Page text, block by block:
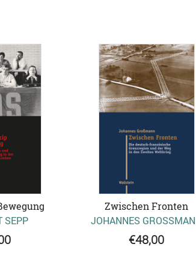
SEPP
Zwischen Fronten
JOHANNES GROSSMANN
€48,00